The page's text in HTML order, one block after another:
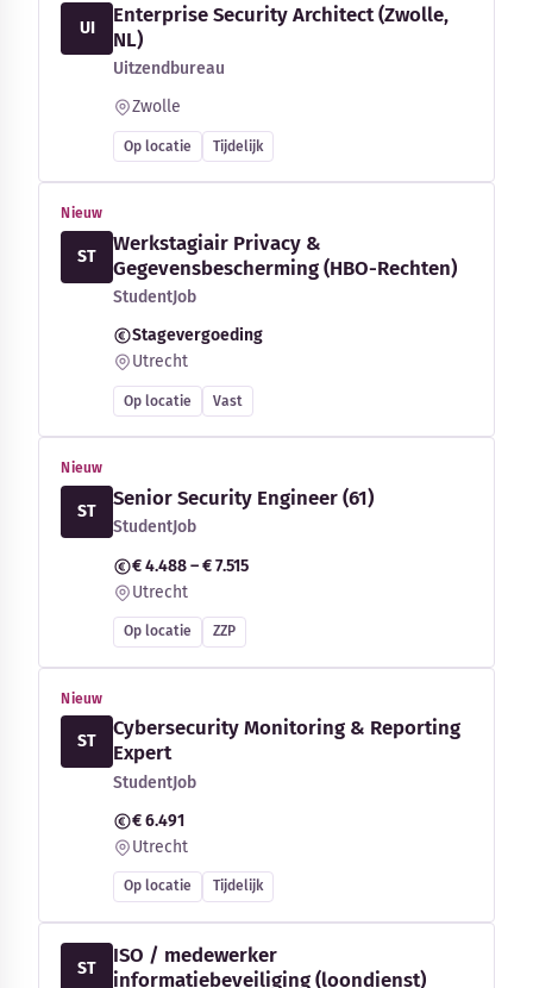
UI
Enterprise Security Architect (Zwolle,
NL)
Uitzendbureau
Zwolle
Op locatie Tijdelijk
Nieuw
ST
Werkstagiair Privacy &
Gegevensbescherming (HBO-Rechten)
StudentJob
Stagevergoeding
Utrecht
Op locatie Vast
Nieuw
ST
Senior Security Engineer (61)
StudentJob
€ 4.488 – € 7.515
Utrecht
Op locatie ZZP
Nieuw
ST
Cybersecurity Monitoring & Reporting
Expert
StudentJob
€ 6.491
Utrecht
Op locatie Tijdelijk
ST
ISO / medewerker
informatiebeveiliging (loondienst)